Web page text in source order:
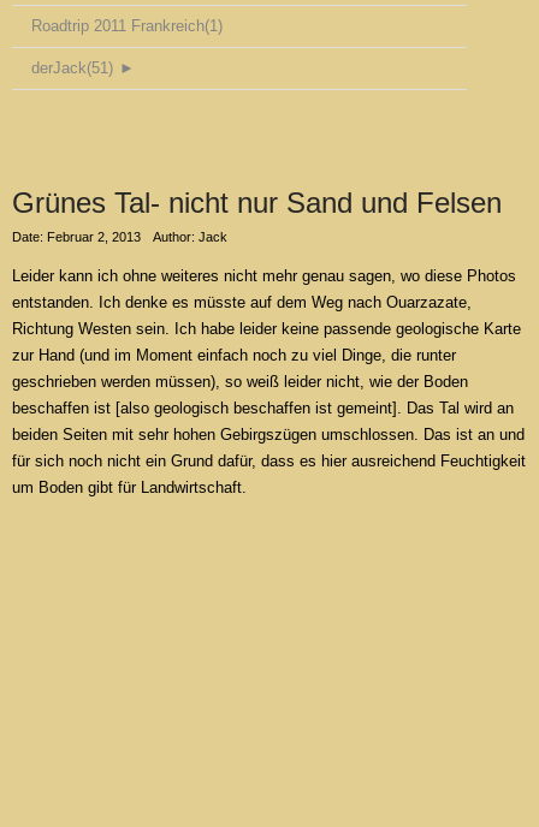
Roadtrip 2011 Frankreich(1)
derJack(51) ►
Grünes Tal- nicht nur Sand und Felsen
Date: Februar 2, 2013 Author: Jack
Leider kann ich ohne weiteres nicht mehr genau sagen, wo diese Photos
entstanden. Ich denke es müsste auf dem Weg nach Ouarzazate,
Richtung Westen sein. Ich habe leider keine passende geologische Karte
zur Hand (und im Moment einfach noch zu viel Dinge, die runter
geschrieben werden müssen), so weiß leider nicht, wie der Boden
beschaffen ist [also geologisch beschaffen ist gemeint]. Das Tal wird an
beiden Seiten mit sehr hohen Gebirgszügen umschlossen. Das ist an und
für sich noch nicht ein Grund dafür, dass es hier ausreichend Feuchtigkeit
um Boden gibt für Landwirtschaft.